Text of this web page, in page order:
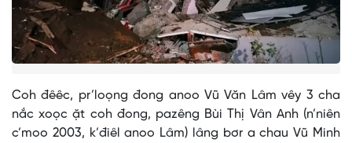
Coh đêêc, pr’loọng đong anoo Vũ Văn Lâm vêy 3 cha
nắc xoọc ặt coh đong, pazêng Bùi Thị Vân Anh (n’niên
c’moo 2003, k’điêl anoo Lâm) lâng bơr a chau Vũ Minh